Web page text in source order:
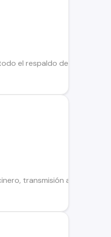
todo el respaldo de
transmisión